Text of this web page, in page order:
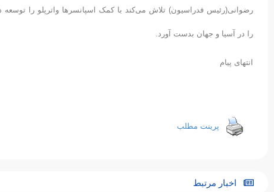
رضوانی(رئیس فدراسیون) تلاش می‌کند با کمک اسپانسرها واترپلو را
را در آسیا و جهان بدست آورد.
انتهای پیام
پرینت مطلب
اخبار مرتبط